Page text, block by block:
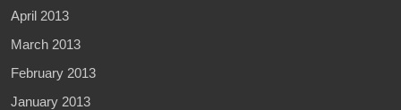
April 2013
March 2013
February 2013
January 2013